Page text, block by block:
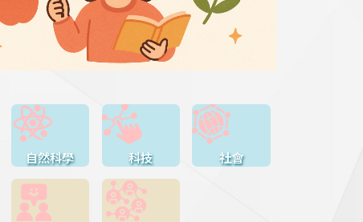
自然科學 科技 社會